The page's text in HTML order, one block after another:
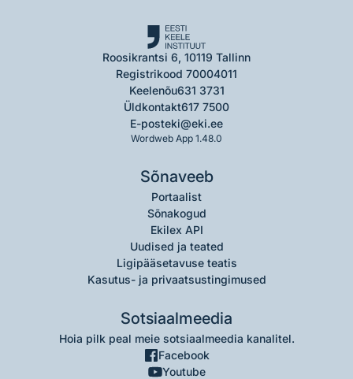
Roosikrantsi 6, 10119 Tallinn
Registrikood 70004011
Keelenõu631 3731
Üldkontakt617 7500
E-posteki@eki.ee
Wordweb App 1.48.0
Sõnaveeb
Portaalist
Sõnakogud
Ekilex API
Uudised ja teated
Ligipääsetavuse teatis
Kasutus- ja privaatsustingimused
Sotsiaalmeedia
Hoia pilk peal meie sotsiaalmeedia kanalitel.
Facebook
Youtube